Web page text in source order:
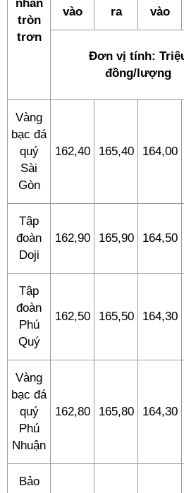
nhẫn
tròn
trơn
vào
ra
vào
Đơn vị tính:
đồng/lượng
Vàng
bạc đá
quý
Sài
Gòn
162,40 165,40 164,00
Tập
đoàn
Doji
162,90 165,90 164,50
Tập
đoàn
Phú
Quý
162,50 165,50 164,30
Vàng
bạc đá
quý
Phú
Nhuận
162,80 165,80 164,30
Bảo